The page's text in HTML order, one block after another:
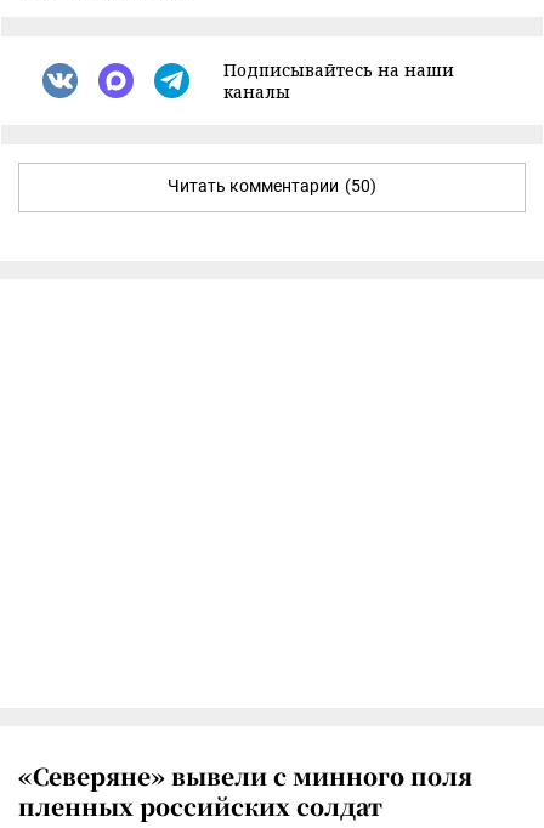
Подписывайтесь на наши
каналы
Читать комментарии (50)
«Северяне» вывели с минного поля
пленных российских солдат